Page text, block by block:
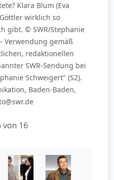
Klara Blum (Eva
wirklich so
gibt. © SWR/Stephanie
Verwendung gemäß
redaktionellen
SWR-Sendung bei
Schweigert" (S2).
Baden-Baden,
von 16